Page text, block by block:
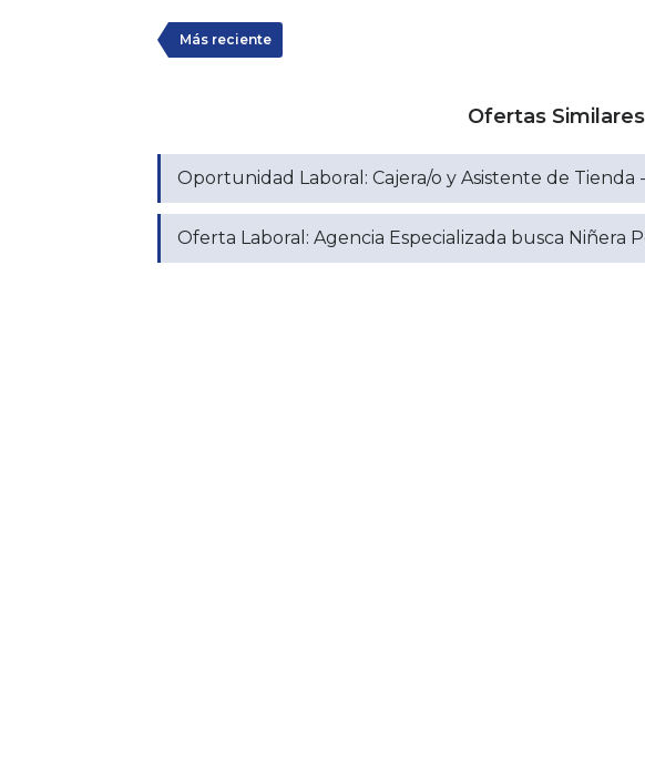
Más reciente
Ofertas Similares
Oportunidad Laboral: Cajera/o y Asistente de Tienda
Oferta Laboral: Agencia Especializada busca Niñera